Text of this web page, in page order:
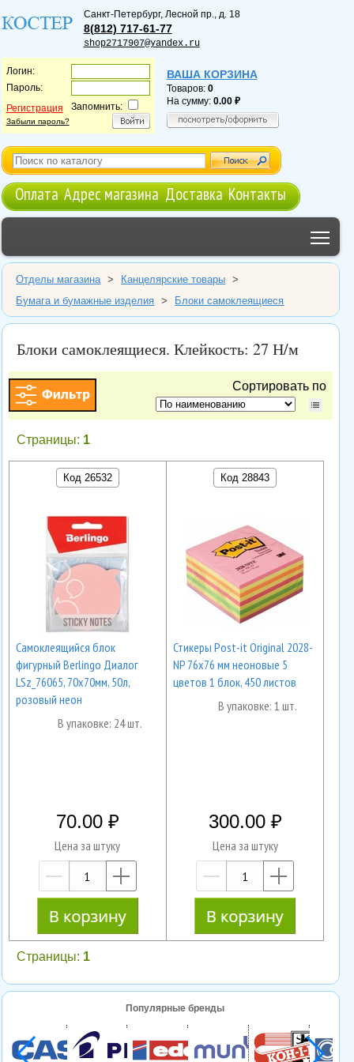
Санкт-Петербург, Лесной пр., д. 18
8(812) 717-61-77
shop2717907@yandex.ru
Логин:
Пароль:
Регистрация
Забыли пароль?
Запомнить:
ВАША КОРЗИНА
Товаров: 0
На сумму: 0.00
Оплата Адрес магазина Доставка Контакты
Отделы магазина > Канцелярские товары
>
Бумага и бумажные изделия
> Блоки самоклеящиеся
Блоки самоклеящиеся. Клейкость: 27 Н/м
Сортировать по
Страницы: 1
Код 26532
Самоклеящийся блок
фигурный Berlingo Диалог
LSz_76065, 70х70мм, 50л,
розовый неон
В упаковке: 24 шт.
70.00
Цена за штуку
—
Код 28843
Стикеры Post-it Original 2028-
NP 76х76 мм неоновые 5
цветов 1 блок, 450 листов
В упаковке: 1 шт.
300.00
Цена за штуку
—
Страницы: 1
Популярные бренды